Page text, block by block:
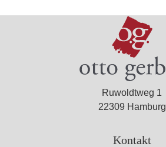
Ruwoldtweg 1
22309 Hamburg
Kontakt